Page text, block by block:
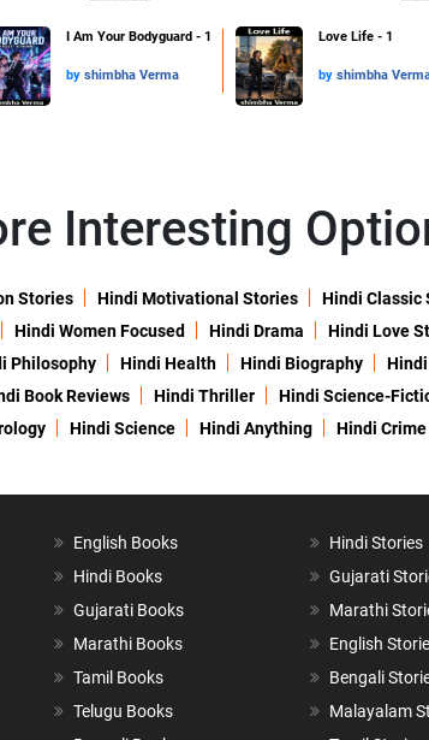
I Am Your Bodyguard - 1
by shimbha Verma
Love Life - 1
by shimbha
Interesting
Stories Hindi Motivational Stories Hindi Classic
Hindi Women Focused Hindi Drama Hindi Love
Philosophy Hindi Health Hindi Biography
Book Reviews Hindi Thriller Hindi Science-
Hindi Science Hindi Anything Hindi
English Books
Hindi Books
Gujarati Books
Marathi Books
Tamil Books
Telugu Books
Hindi Stories
Gujarati
Marathi
English
Bengali
Malayalam